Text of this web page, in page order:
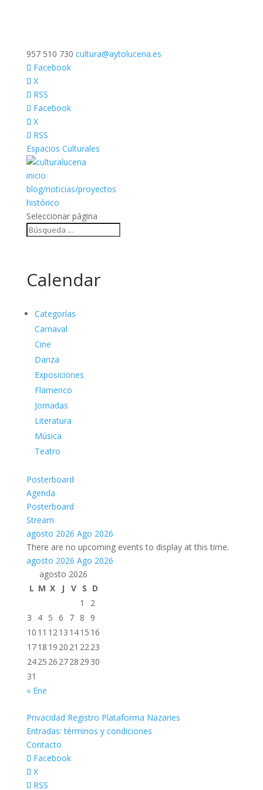
957 510 730 cultura@aytolucena.es
Facebook
X
RSS
Facebook
X
RSS
Espacios Culturales
inicio
blog/noticias/proyectos
histórico
Seleccionar página
Calendar
Categorías
Carnaval
Cine
Danza
Exposiciones
Flamenco
Jornadas
Literatura
Música
Teatro
Posterboard
Agenda
Posterboard
Stream
agosto 2026 Ago 2026
There are no upcoming events to display at this time.
agosto 2026 Ago 2026
agosto 2026
L M X J V S D
1
2
3
4 5 6 7 8
9
10 11 1213 1415 16
1718 19 20 21 2223
2425 26 2728 29 30
31
« Ene
Privacidad Registro Plataforma Nazaries
Entradas: términos y condiciones
Contacto
Facebook
X
RSS